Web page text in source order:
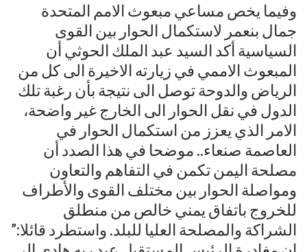
وفيما يخص مساعي مبعوث الامم المتحدة
جمال بنعمر لاستكمال الحوار بين القوى
السياسية أكد السيد عبد الملك الحوثي أن
المبعوث الاممي في زيارته الاخيرة الى كل من
الرياض والدوحة توصل الى نتيجة بأن رغبة تلك
الدول في نقل الحوار الى الخارج غير واضحة،
الامر الذي يعزز من استكمال الحوار في
العاصمة صنعاء.. موضحا في هذا الصدد أن
مصلحة اليمن تكمن في التفاهم والتعاون
ومواصلة الحوار بين مختلف القوى والأطراف
للخروج باتفاق يمني خالص من منطلق
الشراكة والمصلحة العليا للبلد. واستطرد قائلا:”